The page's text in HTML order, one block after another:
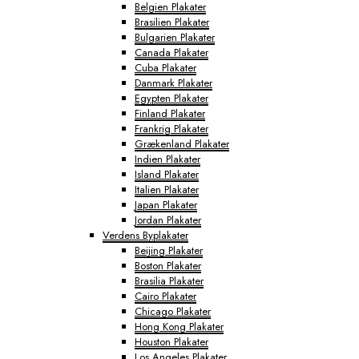
Belgien Plakater
Brasilien Plakater
Bulgarien Plakater
Canada Plakater
Cuba Plakater
Danmark Plakater
Egypten Plakater
Finland Plakater
Frankrig Plakater
Grækenland Plakater
Indien Plakater
Island Plakater
Italien Plakater
Japan Plakater
Jordan Plakater
Verdens Byplakater
Beijing Plakater
Boston Plakater
Brasilia Plakater
Cairo Plakater
Chicago Plakater
Hong Kong Plakater
Houston Plakater